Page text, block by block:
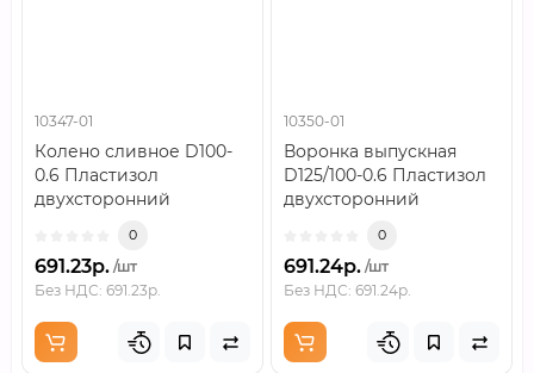
10347-01
Колено сливное D100-
0.6 Пластизол
двухсторонний
0
691.23р. /шт
Без НДС: 691.23р.
10350-01
Воронка выпускная
D125/100-0.6 Пластизол
двухсторонний
0
691.24р. /шт
Без НДС: 691.24р.